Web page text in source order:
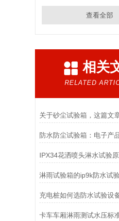
查看全部
相关
RELATED
淋雨试验箱的ip9k防水试
充电桩如何选防水试验设
卡车车厢淋雨测试水压标